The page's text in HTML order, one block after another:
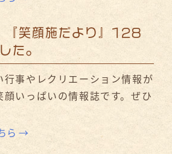
『笑顔施だより』128
た。
行事やレクリエーション情報が
いっぱいの情報誌です。ぜひ
ら →